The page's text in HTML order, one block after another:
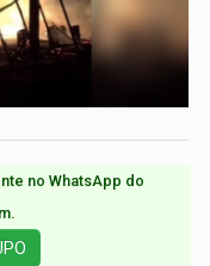
no WhatsApp do